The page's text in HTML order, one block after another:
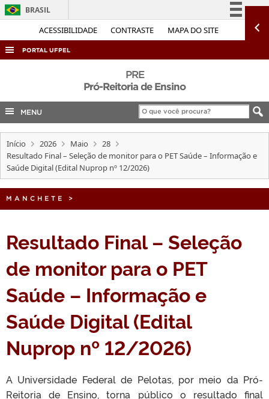
ACESSIBILIDADE CONTRASTE MAPA DO SITE
BRASIL
Simplifique!
Acesso à informação
Legislação
Canais
PORTAL UFPEL
COBALTO
CONCURSOS
EDITAIS
INTERNACIONAL
PRE
Pró-Reitoria de Ensino
MENU
Início 2026 Maio
28
Resultado Final – Seleção de monitor para o PET Saúde – Informação e
Saúde Digital (Edital Nuprop nº 12/2026)
MANCHETE >
Resultado Final – Seleção
de monitor para o PET
Saúde – Informação e
Saúde Digital (Edital
Nuprop nº 12/2026)
A Universidade Federal de Pelotas, por meio da Pró-
Reitoria de Ensino, torna público o resultado final